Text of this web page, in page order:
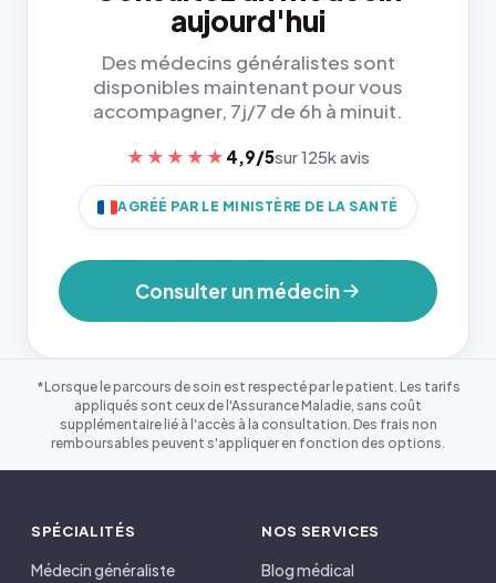
aujourd'hui
Des médecins généralistes sont
disponibles maintenant pour vous
accompagner, 7j/7 de 6h à minuit.
★★★★★ 4,9/5sur 125k avis
AGRÉÉ PAR LE MINISTÈRE DE LA SANTÉ
Consulter un médecin
*Lorsque le parcours de soin est respecté par le patient. Les tarifs
appliqués sont ceux de l'Assurance Maladie, sans coût
supplémentaire lié à l'accès à la consultation. Des frais non
remboursables peuvent s'appliquer en fonction des options.
SPÉCIALITÉS
Médecin généraliste
NOS SERVICES
Blog médical